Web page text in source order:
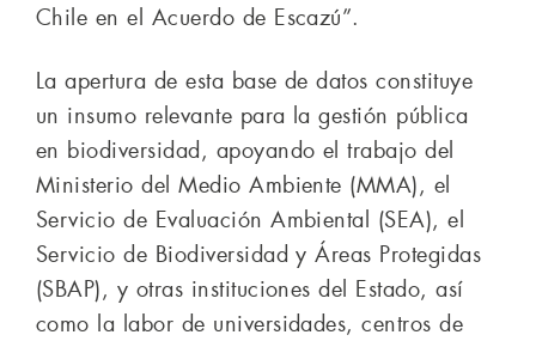
Chile en el Acuerdo de Escazú”.
La apertura de esta base de datos constituye
un insumo relevante para la gestión pública
en biodiversidad, apoyando el trabajo del
Ministerio del Medio Ambiente (MMA), el
Servicio de Evaluación Ambiental (SEA), el
Servicio de Biodiversidad y Áreas Protegidas
(SBAP), y otras instituciones del Estado, así
como la labor de universidades, centros de